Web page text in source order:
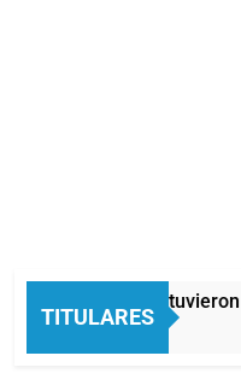
TITULARES
Quilmes:
11 Horas Atrás